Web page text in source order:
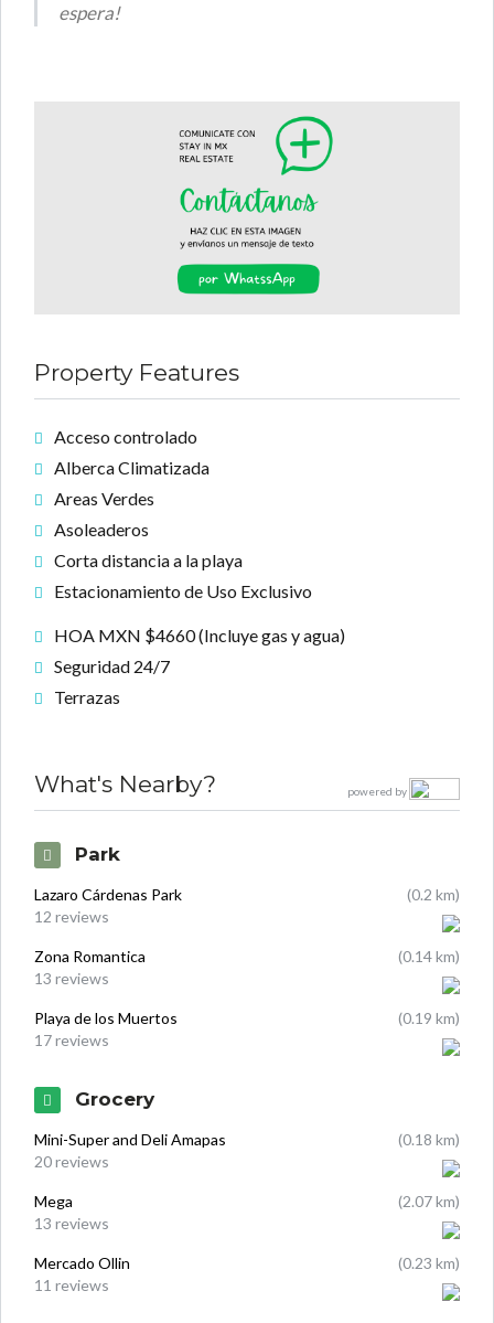
espera!
Property Features
Acceso controlado
Alberca Climatizada
Areas Verdes
Asoleaderos
Corta distancia a la playa
Estacionamiento de Uso Exclusivo
HOA MXN $4660 (Incluye gas y agua)
Seguridad 24/7
Terrazas
powered by
What's Nearby?
Park
Lazaro Cárdenas Park
(0.2 km)
12 reviews
Zona Romantica
(0.14 km)
13 reviews
Playa de los Muertos
(0.19 km)
17 reviews
Grocery
Mini-Super and Deli Amapas
(0.18 km)
20 reviews
Mega
(2.07 km)
13 reviews
Mercado Ollin
(0.23 km)
11 reviews